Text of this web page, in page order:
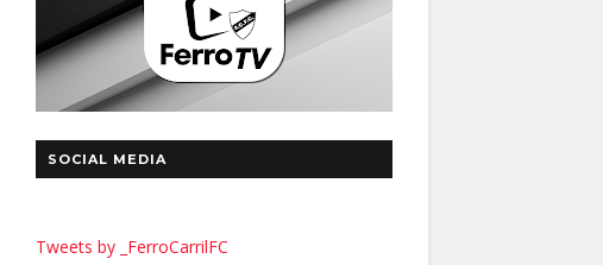
SOCIAL MEDIA
Tweets by _FerroCarrilFC